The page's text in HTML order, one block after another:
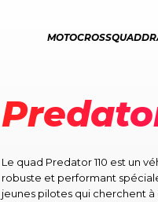
MOTOCROSSQUAD
Le quad Predator 110 est un
robuste et performant
jeunes pilotes qui cherchent